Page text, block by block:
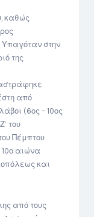
καθώς
Υπαγόταν στην
της
από
(6ος – 10ος
του
Πέμπτου
αιώνα
και
από τους